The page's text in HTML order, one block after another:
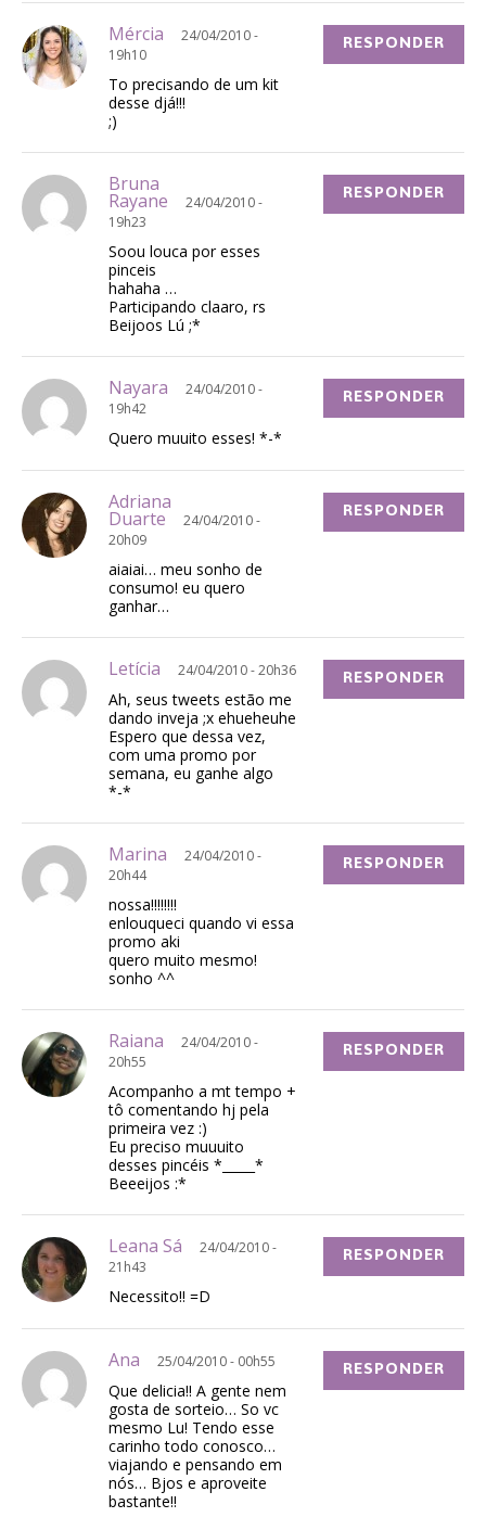
Mércia
24/04/2010 -
19h10
To precisando de um kit
desse djá!!!
;)
RESPONDER
Bruna
Rayane
24/04/2010 -
19h23
Soou louca por esses
pinceis
hahaha …
Participando claaro, rs
Beijoos Lú ;*
RESPONDER
Nayara
24/04/2010 -
19h42
Quero muuito esses! *-*
RESPONDER
Adriana
Duarte
24/04/2010 -
20h09
aiaiai… meu sonho de
consumo! eu quero
ganhar…
RESPONDER
Letícia 24/04/2010 - 20h36
Ah, seus tweets estão me
dando inveja ;x ehueheuhe
Espero que dessa vez,
com uma promo por
semana, eu ganhe algo
*-*
RESPONDER
Marina
24/04/2010 -
20h44
nossa!!!!!!!!
enlouqueci quando vi essa
promo aki
quero muito mesmo!
sonho ^^
RESPONDER
Raiana
24/04/2010 -
20h55
Acompanho a mt tempo +
tô comentando hj pela
primeira vez :)
Eu preciso muuuito
desses pincéis *_____*
Beeeijos :*
RESPONDER
Leana Sá
24/04/2010 -
21h43
Necessito!! =D
RESPONDER
Ana 25/04/2010 - 00h55
Que delicia!! A gente nem
gosta de sorteio… So vc
mesmo Lu! Tendo esse
carinho todo conosco…
viajando e pensando em
nós… Bjos e aproveite
bastante!!
RESPONDER